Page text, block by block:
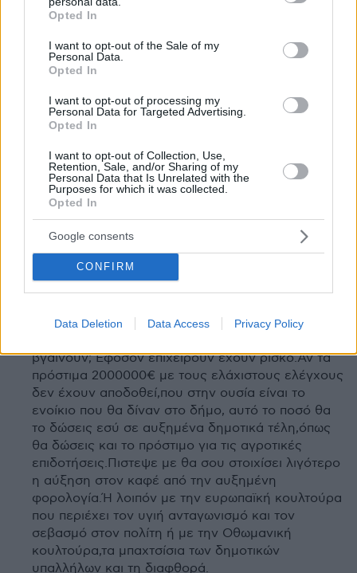
grant or deny consent to Google and its third-party tags to
use your data for below specified purposes in below Google
consent section.
Opted In
I want to opt-out of the Sale of my
Personal Data.
Opted In
I want to opt-out of processing my
Personal Data for Targeted Advertising.
Opted In
I want to opt-out of Collection, Use,
Retention, Sale, and/or Sharing of my
Personal Data that Is Unrelated with the
Purposes for which it was collected.
Opted In
Google consents
CONFIRM
Data Deletion Data Access Privacy Policy
τους σαμποτάρουμε και να μην καθόμαστε. Αν
βέβαια μπορούμε να αντέξουμε χωρίς τον καφέ
τους . . .
ΑΠΑΝΤΗΣΗ
Γιώργος
09.07.2025, 10:15
Με το my coast εφαρμόστηκε ο νόμος,ο πολίτης
βρίσκει τον ελεύθερο χώρο και οι επιχειρήσεις
βγάζουν τα κέρδη τους ανάλογα με τις
επενδύσεις του.Δεν επιχειρεί "το δικό μας παιδί"
με κεφαλαίο την γνωριμία και το μπαχτσισι.Ετσι
έχεις ποιοτικό τουριστικό προϊόν, ίδια φορολογία
για τις επιχειρήσεις και σεβασμό στον πολίτη.Η
κατάληψη κοινόχρηστου χώρου δεν αποδίδει ούτε
υπάκουα ότι του ζητηθεί.Πως επιχειρήσεις τίμιες
βγαίνουν; Εφόσον επιχειρούν έχουν ρίσκο.Αν τα
πρόστιμα 2000000€ με τους ελάχιστους ελέγχους
δεν έχουν αποδοθεί,που στην ουσία είναι το
ενοίκιο που θα δίναν στο δήμο, αυτό το ποσό θα
το δώσεις εσύ σε αυξημένα δημοτικά τέλη,όπως
θα δώσεις και το πρόστιμο για τις αγροτικές
επιδοτήσεις.Πιστεψε με θα σου στοιχίσει λιγότερο
η αύξηση στον καφέ από την αυξημένη
φορολογία.Ή λοιπόν με την ευρωπαϊκή κουλτούρα
που περιέχει τον υγιή ανταγωνισμό και τον
σεβασμό στον πολίτη ή με την Οθωμανική
κουλτούρα,τα μπαχτσίσια των δημοτικών
υπαλλήλων και τη διαφθορά.